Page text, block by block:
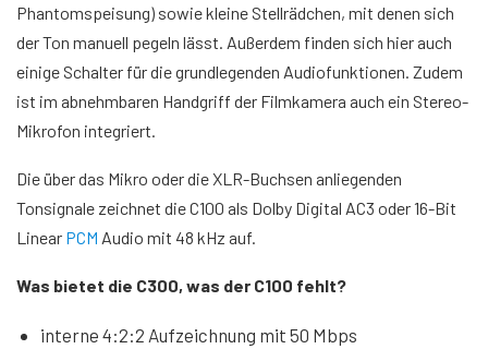
Phantomspeisung) sowie kleine Stellrädchen, mit denen sich
der Ton manuell pegeln lässt. Außerdem finden sich hier auch
einige Schalter für die grundlegenden Audiofunktionen. Zudem
ist im abnehmbaren Handgriff der Filmkamera auch ein Stereo-
Mikrofon integriert.
Die über das Mikro oder die XLR-Buchsen anliegenden
Tonsignale zeichnet die C100 als Dolby Digital AC3 oder 16-Bit
Linear PCM Audio mit 48 kHz auf.
Was bietet die C300, was der C100 fehlt?
interne 4:2:2 Aufzeichnung mit 50 Mbps